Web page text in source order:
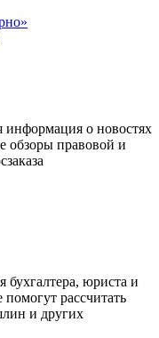
информация о новостях
обзоры правовой и
юриста и
рассчитать
и других